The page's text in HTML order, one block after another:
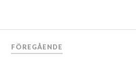
Inläggsnavigering
FÖREGÅENDE